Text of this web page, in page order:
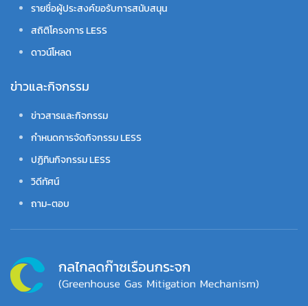
รายชื่อผู้ประสงค์ขอรับการสนับสนุน
สถิติโครงการ LESS
ดาวน์โหลด
ข่าวและกิจกรรม
ข่าวสารและกิจกรรม
กำหนดการจัดกิจกรรม LESS
ปฏิทินกิจกรรม LESS
วิดีทัศน์
ถาม-ตอบ